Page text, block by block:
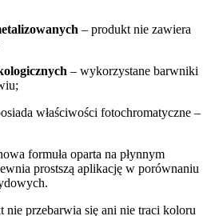
– produkt nie zawiera
– wykorzystane barwniki
właściwości fotochromatyczne –
formuła oparta na płynnym
prostszą aplikację w porównaniu
nie przebarwia się ani nie traci koloru